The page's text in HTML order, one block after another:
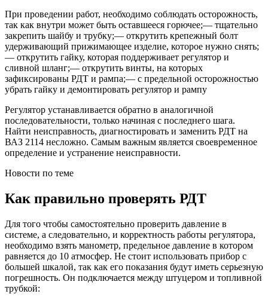
При проведении работ, необходимо соблюдать осторожность,
так как внутри может быть оставшееся горючее;— тщательно
закрепить шайбу и трубку;— открутить крепежный болт
удерживающий прижимающее изделие, которое нужно снять;
— открутить гайку, которая поддерживает регулятор и
сливной шланг;— открутить винты, на которых
зафиксированы РДТ и рампа;— с предельной осторожностью
убрать гайку и демонтировать регулятор и рампу
Регулятор устанавливается обратно в аналогичной
последовательности, только начиная с последнего шага.
Найти неисправность, диагностировать и заменить РДТ на
ВАЗ 2114 несложно. Самым важным является своевременное
определение и устранение неисправности.
Новости по теме
Как правильно проверять РДТ
Для того чтобы самостоятельно проверить давление в
системе, а следовательно, и корректность работы регулятора,
необходимо взять манометр, предельное давление в котором
равняется до 10 атмосфер. Не стоит использовать прибор с
большей шкалой, так как его показания будут иметь серьезную
погрешность. Он подключается между штуцером и топливной
трубкой: